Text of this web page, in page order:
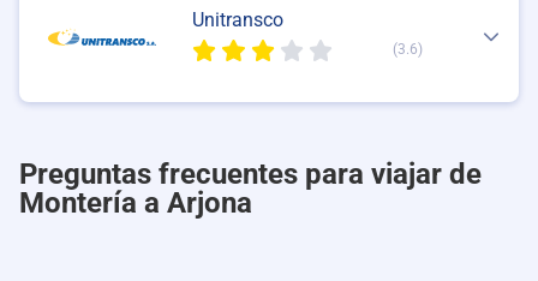
Unitransco
(3.6)
Preguntas frecuentes para viajar de
Montería a Arjona